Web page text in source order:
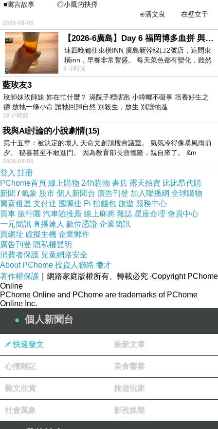
車到達在問路，所以就結伴去登初音山。大體來說山路還
算好爬，不過因為山勢陡，近山頂有許多要拉繩的地方。
整個路程大約30-50分鐘。山上可以把海邊的花蓮看得很完
整。一覽無遺，展望非常好。可惜一路上只有少許菇菇(華
麗木丸菌、褶紋鬼傘、 優雅波邊革菌) 可拍。但是在初音
山三角點旁居然放了一個塑膠桶，裡面有個大大的蛙卵
泡！仔細一看，裡面還有大大小小很漂亮的樹蛙在水裡和
在交配！爬完初音山後就回民宿休息，晚上和甥女會合吃
飯。
第三天路程較遠，從花蓮騎車去鯉魚潭，鯉魚潭旁有一座
鯉魚山，上面有座公視的發射台。原來的山路因為地震封
閉禁止進入了，聽說是因為和震央的地震帶是同一條所以
被封閉，不過上公視發射台的產業道路沒封閉，而產業道
路的終點離鯉魚山三角點只有六百公尺。所以就捨登山路
一路沿道路騎上去，從道路切上三角點。其實道路頂點是
在稜線上，才一停車就發現樹下有一朵大大的牛肝菌！沒
想到才九百公尺的鯉魚山竟然能拍到牛肝菌，而且很完整
新鮮！真是得來全不費工夫，若不是走道路也不會經過這
朵牛肝菌。進入山徑即是和登山路相接的金屬梯，上到梯
頂就是鯉魚山的山頂了。有更大的驚喜是金屬梯旁和梯下
有好多紅菇！然後又看到金黃色的鵝膏菌，都是至少七八
公分傘徑以上，美不勝收又新鮮！在橋口有遇到一個從登
麗的倩影真的是要運氣和福氣，沒想到用偷吃步登鯉魚山
還有這大收穫？有標章又有菇拍？真是不虛此行呀！
爬完鯉魚山回到民宿，晚上散步走北濱公園去和甥女去吃
牛肉麵。花蓮撿了美崙山、初音山和鯉魚山三個標章就算
■寓言故事 ◎小鷹的抉擇
⊕潘文良 在壁立千
仞的懸崖上，有一座遮天蔽
2026-08-06
【2026-6廣島】Day 6 福岡博多血拼 與機場接送少年司機深夜對談
連四晚都住東橫INN 廣島新幹線口2號店，這間東
橫inn，早餐非常豐盛。 每天菜色都有變化，雖然
看到工作人員拿出料理包加熱，但
6 小時前
藍玫友3
玫師妹玫師妹 妳在忙什麼？ 滿院子裡瞎跑 小蟑螂不礙事 培養好生之
德 放牠一條小命 讓牠回歸自然 別殺生，放生 別讓牠進
18 小時前
我與AI討論的小說劇情(15)
第十五章：被決定的壞人 天命文創頂樓會議室。 氣氛冷得像暴風雨前
夕。 秘書甚至不敢進門。 因為教育部長曾德隆，親自來了。 &m
2026-08-06
登入 註冊
PChome首頁 線上購物 24h購物 書店 露天拍賣 比比昂代購
新聞 /氣象 股市 個人新聞台 廣告刊登 加入聯播網 全球購物
買賣租屋 支付連 國際連 Pi 拍錢包 旅遊 服務中心
買車 旅行團 汽車險推薦 線上麻將 雜誌 星座命理 會員中心
一元簡訊 直播達人 數位憑證 企業簡訊
買網址 虛擬主機 企業郵件
廣告刊登 隱私權聲明
消費者保護 兒童網路安全
About PChome 投資人聯絡 徵才
著作權保護 ｜網路家庭版權所有、轉載必究 ‧Copyright PChome
Online
PChome Online and PChome are trademarks of PChome
Online Inc.
個人新聞台
快速發文 最新文章
心情雜記 美食饗宴
藝文欣賞 旅遊玩家
社會萬象 影視娛樂